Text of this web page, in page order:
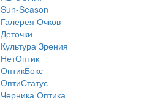
Sun-Season
Галерея Очков
Деточки
Культура Зрения
НетОптик
ОптикБокс
ОптиСтатус
Черника Оптика